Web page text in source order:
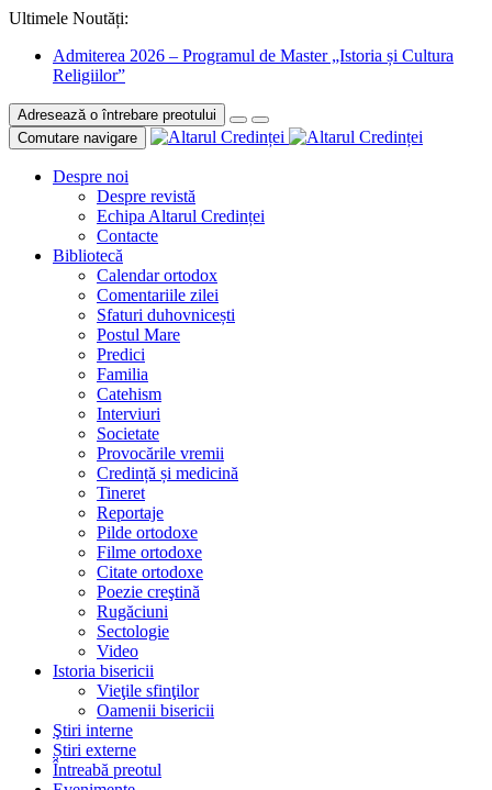
Ultimele Noutăți:
Admiterea 2026 – Programul de Master „Istoria și Cultura
Religiilor”
Adresează o întrebare preotului
Comutare navigare
Despre noi
Despre revistă
Echipa Altarul Credinței
Contacte
Bibliotecă
Calendar ortodox
Comentariile zilei
Sfaturi duhovnicești
Postul Mare
Predici
Familia
Catehism
Interviuri
Societate
Provocările vremii
Credință și medicină
Tineret
Reportaje
Pilde ortodoxe
Filme ortodoxe
Citate ortodoxe
Poezie creştină
Rugăciuni
Sectologie
Video
Istoria bisericii
Vieţile sfinţilor
Oamenii bisericii
Ştiri interne
Știri externe
Întreabă preotul